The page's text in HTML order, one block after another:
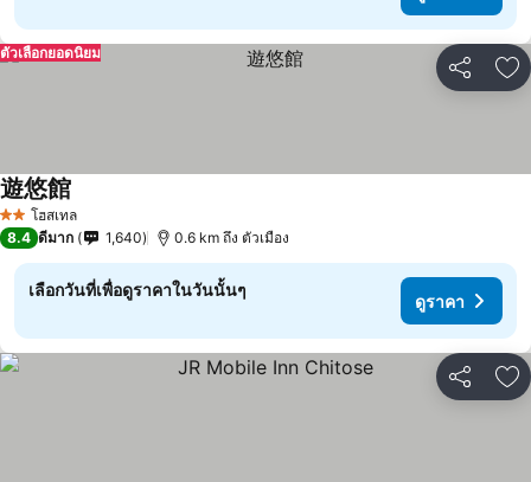
แชร์ เ
ตัวเลือกยอดนิยม
2 ดาวโฮสเทล
遊悠館
8.4 ดีมาก 1,640 0.6 km ถึง ตัวเมือง
เลือกวันที่เพื่อดูราคาในวันนั้นๆ
ดูราคา
แชร์ เ